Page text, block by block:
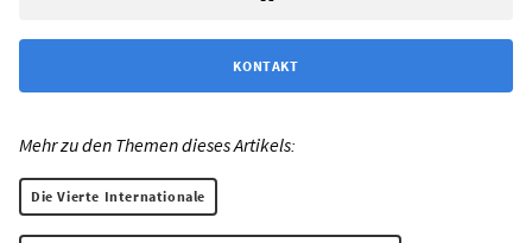
KONTAKT
Mehr zu den Themen dieses Artikels:
Die Vierte Internationale